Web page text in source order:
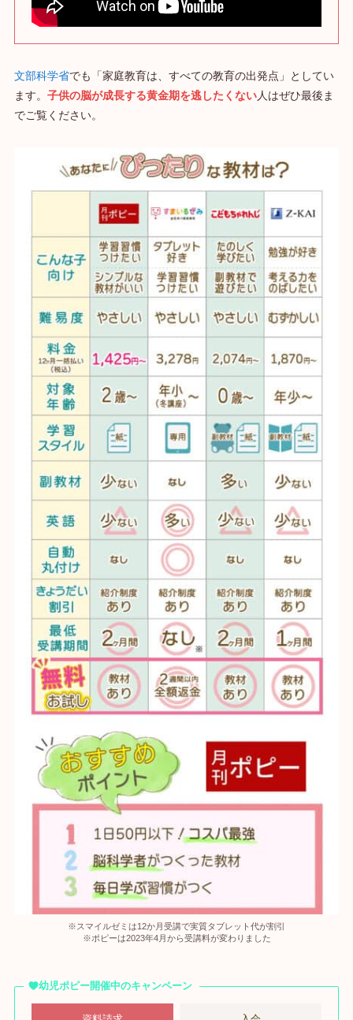
文部科学省でも「家庭教育は、すべての教育の出発点」としてい
ます。 子供の脳が成長する黄金期を逃したくない人はぜひ最後ま
でご覧ください。
※スマイルゼミは12か月受講で実質タブレット代が割引
※ポピーは2023年4月から受講料が変わりました
幼児ポピー開催中のキャンペーン